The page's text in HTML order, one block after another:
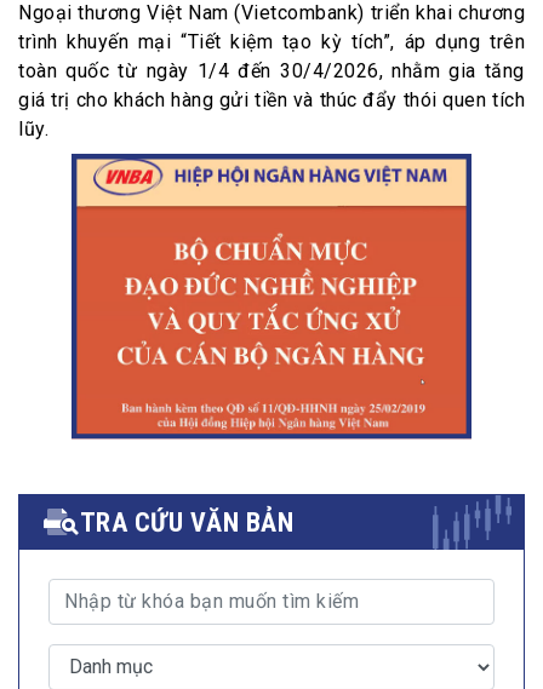
Ngoại thương Việt Nam (Vietcombank) triển khai chương
trình khuyến mại “Tiết kiệm tạo kỳ tích”, áp dụng trên
toàn quốc từ ngày 1/4 đến 30/4/2026, nhằm gia tăng
giá trị cho khách hàng gửi tiền và thúc đẩy thói quen tích
lũy.
TRA CỨU VĂN BẢN